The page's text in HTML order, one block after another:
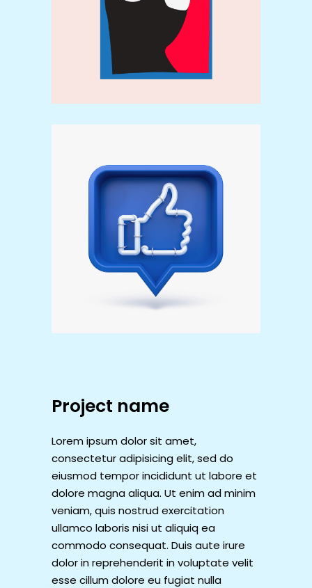
Project name
Lorem ipsum dolor sit amet,
consectetur adipisicing elit, sed do
eiusmod tempor incididunt ut labore et
dolore magna aliqua. Ut enim ad minim
veniam, quis nostrud exercitation
ullamco laboris nisi ut aliquiq ea
commodo consequat. Duis aute irure
dolor in reprehenderit in voluptate velit
esse cillum dolore eu fugiat nulla